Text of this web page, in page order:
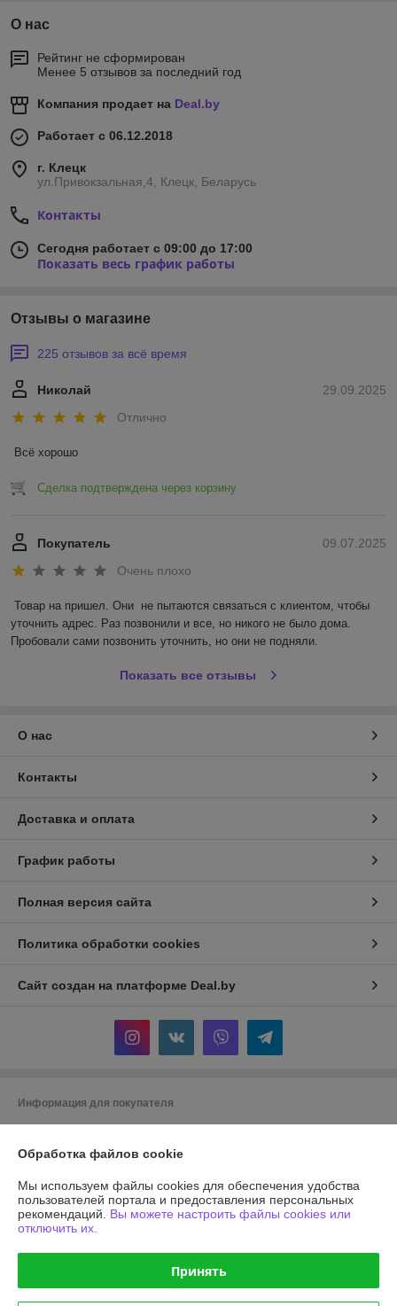
О нас
Рейтинг не сформирован
Менее 5 отзывов за последний год
Компания продает на Deal.by
Работает с 06.12.2018
г. Клецк
ул.Привокзальная,4, Клецк, Беларусь
Контакты
Сегодня работает с 09:00 до 17:00
Показать весь график работы
Отзывы о магазине
225 отзывов за всё время
29.09.2025
Николай
Отлично
Всё хорошо
Сделка подтверждена через корзину
09.07.2025
Покупатель
Очень плохо
Товар на пришел. Они  не пытаются связаться с клиентом, чтобы
уточнить адрес. Раз позвонили и все, но никого не было дома.
Пробовали сами позвонить уточнить, но они не подняли.
Показать все отзывы
О нас
Контакты
Доставка и оплата
График работы
Полная версия сайта
Политика обработки cookies
Сайт создан на платформе Deal.by
Информация для покупателя
220055, г. Минск, проезд Масюковщина, д. 4, каб. 37
Регистрационный номер ЕГР: 192786651
УНП: 192786651
Дата регистрации компании: 13.03.2017
Обработка файлов cookie
Мы используем файлы cookies для обеспечения удобства
пользователей портала и предоставления персональных
рекомендаций. Вы можете настроить файлы cookies или
отключить их.
Принять